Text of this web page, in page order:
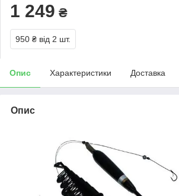
1 249 ₴
950 ₴ від 2 шт.
Опис Характеристики Доставка
Опис